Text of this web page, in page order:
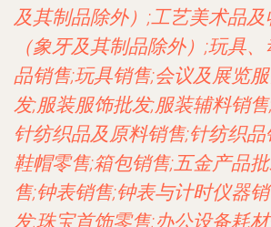
及其制品除外）;工艺美术品
（象牙及其制品除外）;玩具
品销售;玩具销售;会议及展览
发;服装服饰批发;服装辅料销
针纺织品及原料销售;针纺织品
鞋帽零售;箱包销售;五金产品
售;钟表销售;钟表与计时仪器
发;珠宝首饰零售;办公设备耗